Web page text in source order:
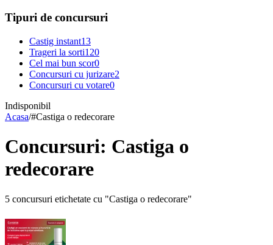
Tipuri de concursuri
Castig instant13
Trageri la sorti120
Cel mai bun scor0
Concursuri cu jurizare2
Concursuri cu votare0
Indisponibil
Acasa/#Castiga o redecorare
Concursuri: Castiga o
redecorare
5 concursuri etichetate cu "Castiga o redecorare"